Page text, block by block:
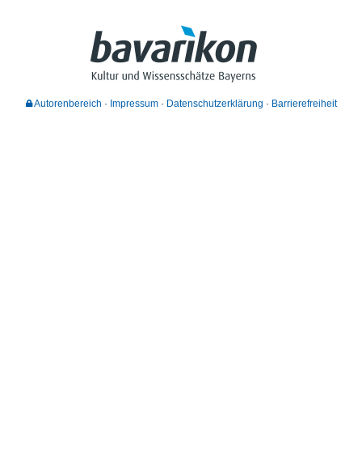
Autorenbereich Impressum Datenschutzerklärung Barrierefreiheit